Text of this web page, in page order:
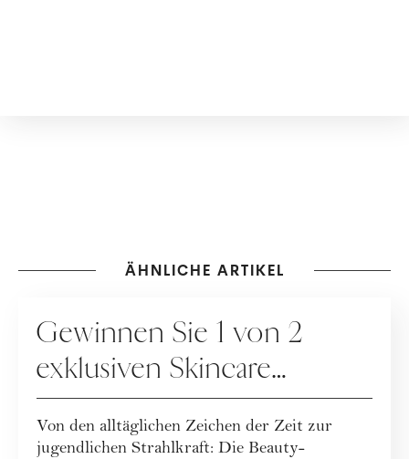
ÄHNLICHE ARTIKEL
Gewinnen Sie 1 von 2
exklusiven Skincare
Packages der
BEAUTYMANUFACTUR!
Von den alltäglichen Zeichen der Zeit zur
jugendlichen Strahlkraft: Die Beauty-